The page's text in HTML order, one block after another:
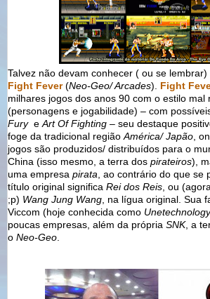
Talvez não devam conhecer ( ou se lembrar)
Fight Fever(Neo-Geo/ Arcades). Fight
milhares jogos dos anos 90 com o estilo mal
(personagens e jogabilidade) – com
Furye Art Of Fighting – seu destaque
foge da tradicional região América/ Japão ,
jogos são produzidos/ distribuídos para o
China (isso mesmo, a terra dos pirateiros),
uma empresa pirata , ao contrário do que se
título original significa Rei dos Reis , ou
;p) Wang Jung Wang , na lígua original. Sua
Viccom (hoje conhecida como Unetechnology
poucas empresas, além da própria SNK, a
o Neo-Geo